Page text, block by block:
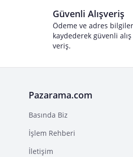
Güvenli Alışveriş
Ödeme ve adres
kaydederek güvenli alış
veriş.
Pazarama.com
Basında Biz
İşlem Rehberi
İletişim